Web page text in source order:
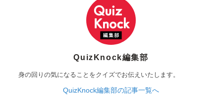
QuizKnock編集部
身の回りの気になることをクイズでお伝えいたします。
QuizKnock編集部の記事一覧へ